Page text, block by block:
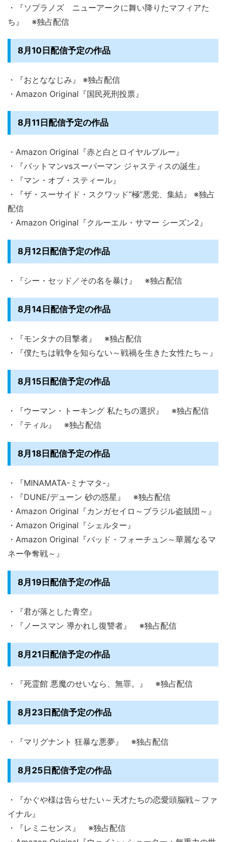
・『ソプラノズ ニューアークに舞い降りたマフィアた
ち』 ※独占配信
8月10日配信予定の作品
・『おとななじみ』 ※独占配信
・Amazon Original『国民死刑投票』
8月11日配信予定の作品
・Amazon Original『赤と白とロイヤルブルー』
・『バットマンvsスーパーマン ジャスティスの誕生』
・『マン・オブ・スティール』
・『ザ・スーサイド・スクワッド“極”悪党、集結』 ※独占
配信
・Amazon Original『クルーエル・サマー シーズン2』
8月12日配信予定の作品
・『シー・セッド／その名を暴け』 ※独占配信
8月14日配信予定の作品
・『モンタナの目撃者』 ※独占配信
・『僕たちは戦争を知らない～戦禍を生きた女性たち～』
8月15日配信予定の作品
・『ウーマン・トーキング 私たちの選択』 ※独占配信
・『ティル』 ※独占配信
8月18日配信予定の作品
・『MINAMATA-ミナマタ-』
・『DUNE/デューン 砂の惑星』 ※独占配信
・Amazon Original『カンガセイロ～ブラジル盗賊団～』
・Amazon Original『シェルター』
・Amazon Original『バッド・フォーチュン～華麗なるマ
ネー争奪戦～』
8月19日配信予定の作品
・『君が落とした青空』
・『ノースマン 導かれし復讐者』 ※独占配信
8月21日配信予定の作品
・『死霊館 悪魔のせいなら、無罪。』 ※独占配信
8月23日配信予定の作品
・『マリグナント 狂暴な悪夢』 ※独占配信
8月25日配信予定の作品
・『かぐや様は告らせたい～天才たちの恋愛頭脳戦～ファ
イナル』
・『レミニセンス』 ※独占配信